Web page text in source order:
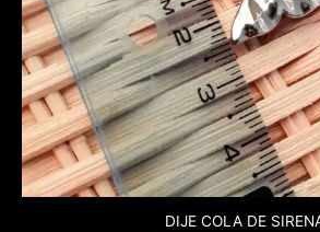
DIJE COLA DE